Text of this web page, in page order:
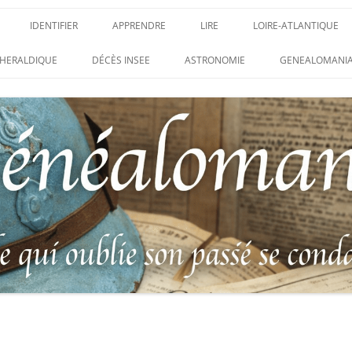
DE
DES CONDAMNATIONS À
HISTORIQUES
RECHERCHE DES
D’HONNEUR DE
VÉRITABLE LIVRE
LES PORTRAITS
HÉROÏQUES SOLDATS
1918
DISPARUS DU JOURNAL
IDENTIFIER
INSIGNES, ATTRIBUTS ET GRADES
IDENTIFIER UNE PATTE DE COLLET
(INSIGNE DE COL)
IDENTIFIER UNE MÉDAILLE OU
DÉCORATION
LEXIQUE DES ABRÉVIATIONS
MILITAIRES
CATALOGUES DES OBLITÉRATIONS
MILITAIRES FRANÇAISES 1914-1918
APPRENDRE
APPRENDRE
LIRE
LIRE
LOIRE-ATLANTIQUE
LES ENFANTS DU
CARRÉ MILITAIRE
CLION-SUR-MER
LES SOLDATS
N°65 – LE CLION-
LE CLION-SUR-MER :
AUX MORTS VIRTUEL
FRANCO-ALLEMANDE
1871
HERALDIQUE DÉCÈS INSEE ASTRONOMIE